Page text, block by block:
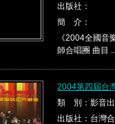
出版社：
簡 介：
《2004全國
師合唱團 曲目
2004第四屆台
類 別：影音
出版社：台灣